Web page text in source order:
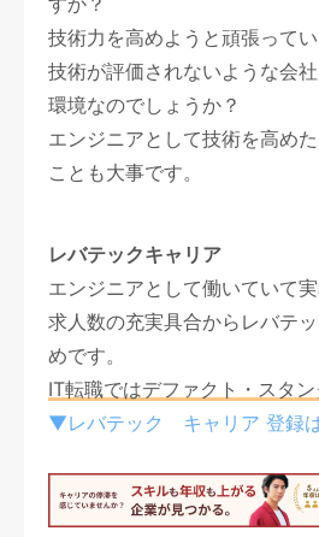
技術力を高めようと頑張ってい
技術が評価されないような会
環境なのでしょうか？
エンジニアとして技術を高め
ことも大事です。
レバテックキャリア
エンジニアとして働いていて実
求人数の充実具合からレバテ
めです。
IT転職ではデファクト・スタン
▼レバテック キャリア 登録